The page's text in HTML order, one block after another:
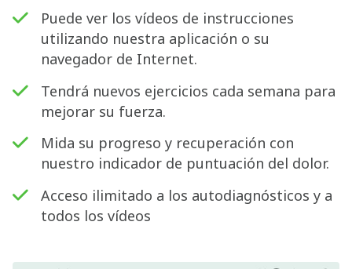
Puede ver los vídeos de instrucciones
utilizando nuestra aplicación o su
navegador de Internet.
Tendrá nuevos ejercicios cada semana para
mejorar su fuerza.
Mida su progreso y recuperación con
nuestro indicador de puntuación del dolor.
Acceso ilimitado a los autodiagnósticos y a
todos los vídeos